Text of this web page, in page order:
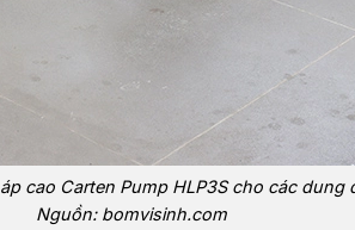
cao Carten Pump HLP3S cho các dung
Nguồn: bomvisinh.com